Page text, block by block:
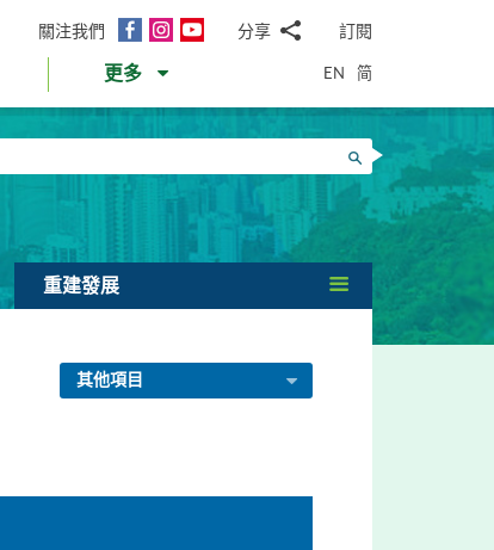
關注我們
面
InstagramYouTube分享
郵WhatsApp
微
信
面
書Twitter
LinkedIn
微
訂閱
更多 EN 简
搜尋
重建發展
其他項目